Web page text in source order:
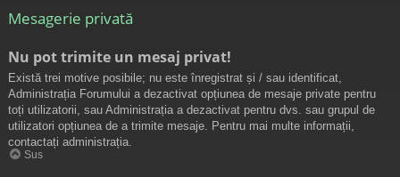
Mesagerie privată
Nu pot trimite un mesaj privat!
Există trei motive posibile; nu este înregistrat și / sau identificat,
Administrația Forumului a dezactivat opțiunea de mesaje private pentru
toți utilizatorii, sau Administrația a dezactivat pentru dvs. sau grupul de
utilizatori opțiunea de a trimite mesaje. Pentru mai multe informații,
contactați administrația.
Sus